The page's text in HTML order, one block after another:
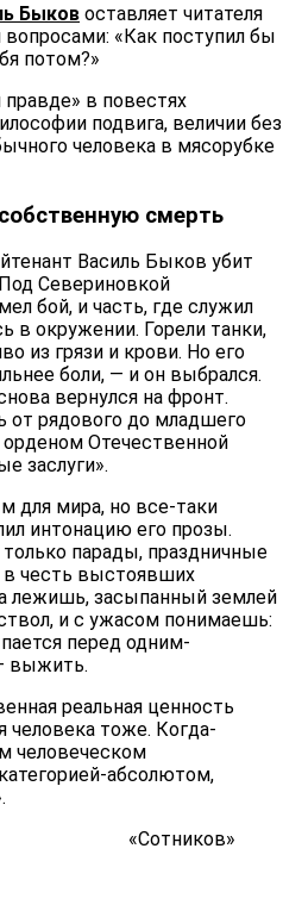
Быков оставляет читателя
«Как поступил бы
потом?»
в повестях
подвига, величии без
человека в мясорубке
смерть
Василь Быков убит
Севериновкой
бой, и часть, где служил
в окружении. Горели танки,
из грязи и крови. Но его
боли, — и он выбрался.
вернулся на фронт.
от рядового до младшего
Отечественной
заслуги».
для мира, но все-таки
интонацию его прозы.
парады, праздничные
в честь выстоявших
лежишь, засыпанный землей
и с ужасом понимаешь:
перед одним-
выжить.
реальная ценность
человека тоже. Когда-
человеческом
абсолютом,
«Сотников»